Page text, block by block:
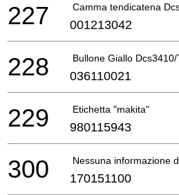
Camma tendicatena
227 001213042
Bullone Giallo Dcs3410/
228 036110021
Etichetta "makita"
229 980115943
Nessuna informazione
300 170151100